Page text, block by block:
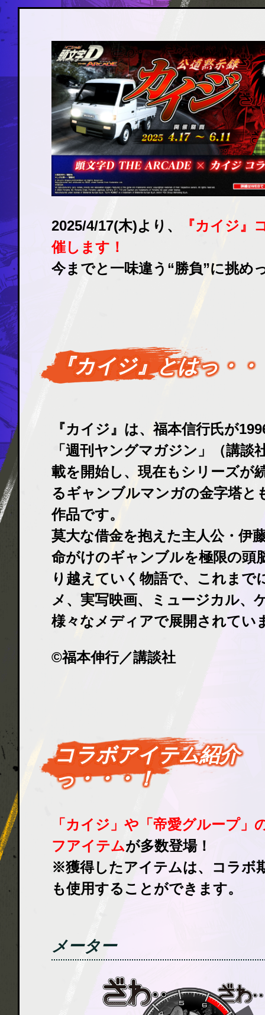
2025/4/17(木)より、
『カイジ』
催します！
今までと一味違う“勝負”に挑め
『カイジ』とはっ・・
『カイジ』は、福本信行氏が
「週刊ヤングマガジン」（講談
載を開始し、現在もシリーズが
るギャンブルマンガの金字塔と
作品です。
莫大な借金を抱えた主人公・伊
命がけのギャンブルを極限の頭
り越えていく物語で、これまで
メ、実写映画、ミュージカル、
様々なメディアで展開されてい
©福本伸行／講談社
コラボアイテム紹介
っ・・・！
「カイジ」や「帝愛グループ」
フアイテムが多数登場！
※獲得したアイテムは、コラボ
も使用することができます。
メーター